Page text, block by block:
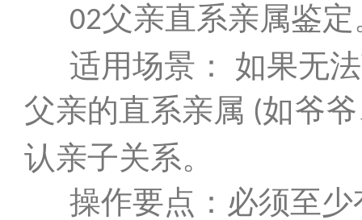
02父亲直系亲属鉴定
适用场景： 如果无
父亲的直系亲属 (如爷
认亲子关系。
操作要点：必须至